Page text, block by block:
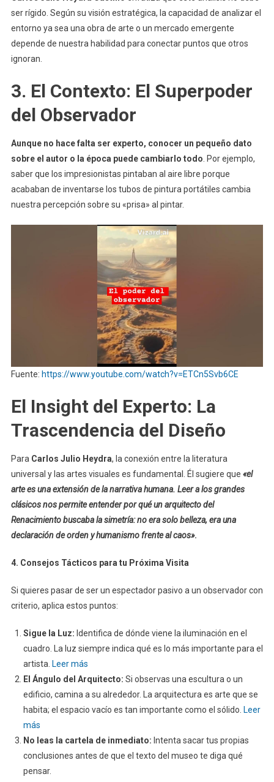
ser rígido. Según su visión estratégica, la capacidad de analizar el
entorno ya sea una obra de arte o un mercado emergente
depende de nuestra habilidad para conectar puntos que otros
ignoran.
3. El Contexto: El Superpoder
del Observador
Aunque no hace falta ser experto, conocer un pequeño dato
sobre el autor o la época puede cambiarlo todo . Por ejemplo,
saber que los impresionistas pintaban al aire libre porque
acababan de inventarse los tubos de pintura portátiles cambia
nuestra percepción sobre su «prisa» al pintar.
Fuente: https://www.youtube.com/watch?v=ETCn5Svb6CE
El Insight del Experto: La
Trascendencia del Diseño
Para Carlos Julio Heydra, la conexión entre la literatura
universal y las artes visuales es fundamental. Él sugiere que «el
arte es una extensión de la narrativa humana. Leer a los grandes
clásicos nos permite entender por qué un arquitecto del
Renacimiento buscaba la simetría: no era solo belleza, era una
declaración de orden y humanismo frente al caos».
4. Consejos Tácticos para tu Próxima Visita
Si quieres pasar de ser un espectador pasivo a un observador con
criterio, aplica estos puntos:
Sigue la Luz: Identifica de dónde viene la iluminación en el
cuadro. La luz siempre indica qué es lo más importante para el
artista. Leer más
El Ángulo del Arquitecto: Si observas una escultura o un
edificio, camina a su alrededor. La arquitectura es arte que se
habita; el espacio vacío es tan importante como el sólido. Leer
más
No leas la cartela de inmediato: Intenta sacar tus propias
conclusiones antes de que el texto del museo te diga qué
pensar.